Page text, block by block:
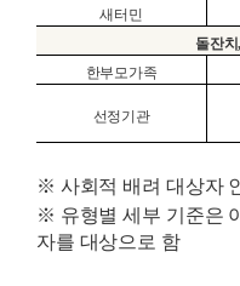
새터민
돌잔치
한부모가족
선정기관
※ 사회적 배려 대상자
※ 유형별 세부 기준은
자를 대상으로 함